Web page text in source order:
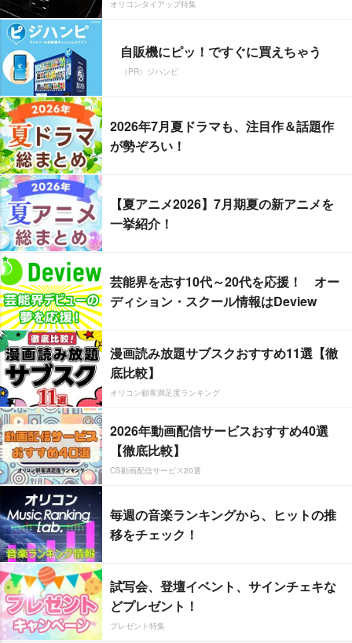
オリコンタイアップ特集
自販機にピッ！ですぐに買えちゃう
（PR）ジハンピ
2026年7月夏ドラマも、注目作＆話題作
が勢ぞろい！
【夏アニメ2026】7月期夏の新アニメを
一挙紹介！
芸能界を志す10代～20代を応援！ オー
ディション・スクール情報はDeview
漫画読み放題サブスクおすすめ11選【徹
底比較】
オリコン顧客満足度ランキング
2026年動画配信サービスおすすめ40選
【徹底比較】
CS動画配信サービス20選
毎週の音楽ランキングから、ヒットの推
移をチェック！
試写会、登壇イベント、サインチェキな
どプレゼント！
プレゼント特集